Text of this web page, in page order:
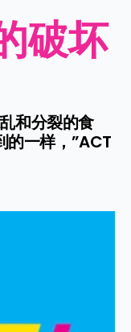
破坏
和分裂的食
一样，”ACT